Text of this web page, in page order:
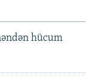
hücum